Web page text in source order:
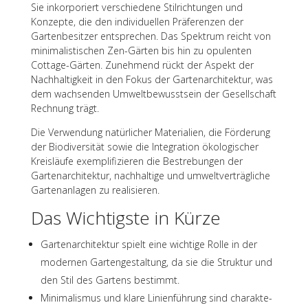
Sie inkor­po­riert verschie­dene Stil­rich­tun­gen und
Konzepte, die den indi­vi­du­el­len Präfe­ren­zen der
Garten­be­sit­zer entspre­chen. Das Spek­trum reicht von
mini­ma­lis­ti­schen Zen-Gärten bis hin zu opulen­ten
Cottage-Gärten. Zuneh­mend rückt der Aspekt der
Nach­hal­tig­keit in den Fokus der Garten­ar­chi­tek­tur, was
dem wach­sen­den Umwelt­be­wusst­sein der Gesell­schaft
Rech­nung trägt.
Die Verwen­dung natür­li­cher Mate­ria­lien, die Förde­rung
der Biodi­ver­si­tät sowie die Inte­gra­tion ökolo­gi­scher
Kreis­läufe exem­pli­fi­zie­ren die Bestre­bun­gen der
Garten­ar­chi­tek­tur, nach­hal­tige und umwelt­ver­träg­li­che
Garten­an­la­gen zu realisieren.
Das Wich­tigste in Kürze
Garten­ar­chi­tek­tur spielt eine wich­tige Rolle in der
moder­nen Garten­ge­stal­tung, da sie die Struk­tur und
den Stil des Gartens bestimmt.
Mini­ma­lis­mus und klare Lini­en­füh­rung sind charak­te­